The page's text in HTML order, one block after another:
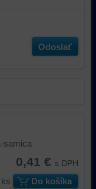
Odoslať
samica
0,41 € s DPH
ks Do košíka